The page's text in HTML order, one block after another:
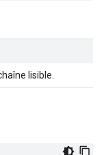
lisible.